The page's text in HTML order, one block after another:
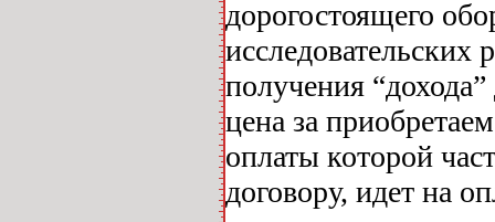
дорогостоящего
получения
цена за
оплаты которой
договору, идет на